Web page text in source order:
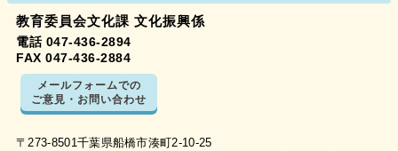
教育委員会文化課 文化振興係
電話 047-436-2894
FAX 047-436-2884
メールフォームでの
ご意見・お問い合わせ
〒273-8501千葉県船橋市湊町2-10-25